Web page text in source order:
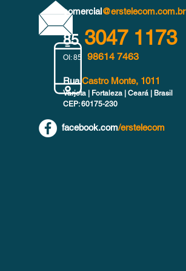
RuaCastro Monte, 1011
Varjota | Fortaleza | Ceará | Brasil
CEP: 60175-230
comercial@erstelecom.com.br
853047 1173
OI: 85 98614 7463
facebook.com/erstelecom